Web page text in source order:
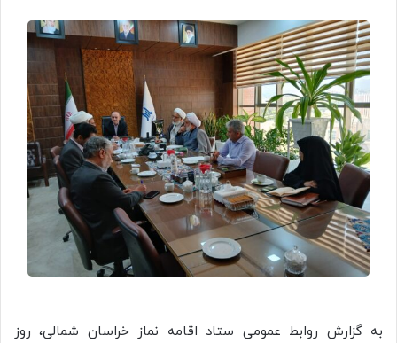
به گزارش روابط عمومی ستاد اقامه نماز خراسان شمالی، روز